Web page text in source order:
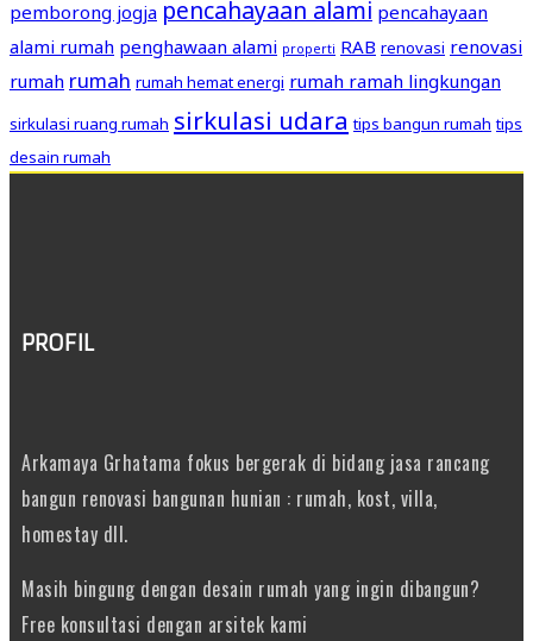
pemborong jogja pencahayaan alami pencahayaan
alami rumah penghawaan alami properti RAB renovasi renovasi
rumah rumah rumah hemat energi rumah ramah lingkungan
sirkulasi ruang rumah sirkulasi udara tips bangun rumah tips
desain rumah
PROFIL
Arkamaya Grhatama fokus bergerak di bidang jasa rancang
bangun renovasi bangunan hunian : rumah, kost, villa,
homestay dll.
Masih bingung dengan desain rumah yang ingin dibangun?
Free konsultasi dengan arsitek kami